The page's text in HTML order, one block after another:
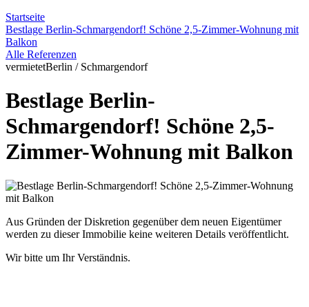
Startseite
Bestlage Berlin-Schmargendorf! Schöne 2,5-Zimmer-Wohnung mit
Balkon
Alle Referenzen
vermietetBerlin / Schmargendorf
Bestlage Berlin-
Schmargendorf! Schöne 2,5-
Zimmer-Wohnung mit Balkon
Aus Gründen der Diskretion gegenüber dem neuen Eigentümer
werden zu dieser Immobilie keine weiteren Details veröffentlicht.
Wir bitte um Ihr Verständnis.